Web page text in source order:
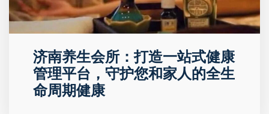
济南养生会所：打造一站式健康
管理平台，守护您和家人的全生
命周期健康